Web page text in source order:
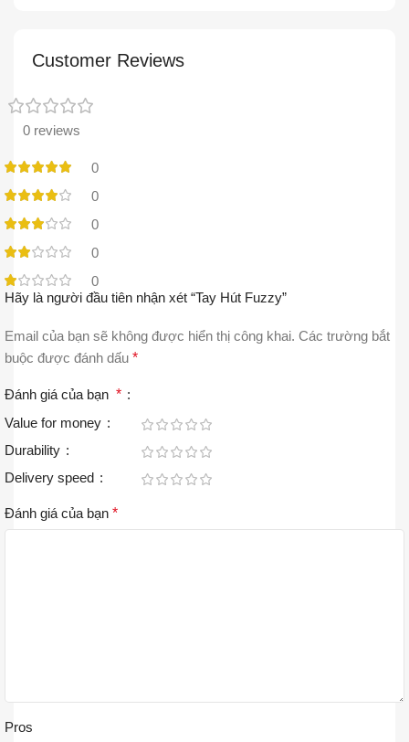
Customer Reviews
0 reviews
0
0
0
0
0
Hãy là người đầu tiên nhận xét “Tay Hút Fuzzy”
Email của bạn sẽ không được hiển thị công khai. Các trường bắt
buộc được đánh dấu *
Đánh giá của bạn *
Value for money
Durability
Delivery speed
Đánh giá của bạn *
Pros